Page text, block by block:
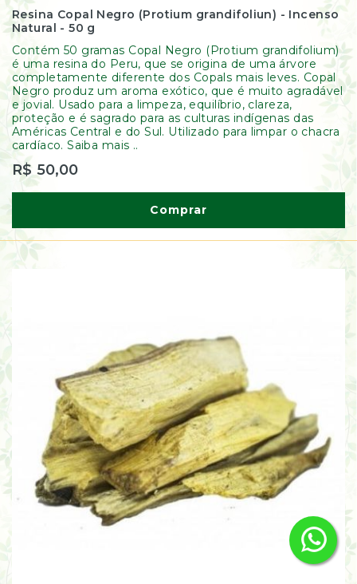
Resina Copal Negro (Protium grandifoliun) - Incenso
Natural - 50 g
Contém 50 gramas Copal Negro (Protium grandifolium)
é uma resina do Peru, que se origina de uma árvore
completamente diferente dos Copals mais leves. Copal
Negro produz um aroma exótico, que é muito agradável
e jovial. Usado para a limpeza, equilíbrio, clareza,
proteção e é sagrado para as culturas indígenas das
Américas Central e do Sul. Utilizado para limpar o chacra
cardíaco. Saiba mais ..
R$ 50,00
Comprar